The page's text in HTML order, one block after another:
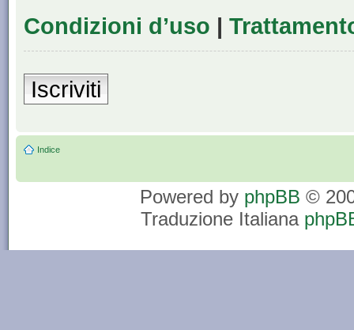
Condizioni d’uso |
Iscriviti
Indice
Powered by phpBB ©
Traduzione Italiana